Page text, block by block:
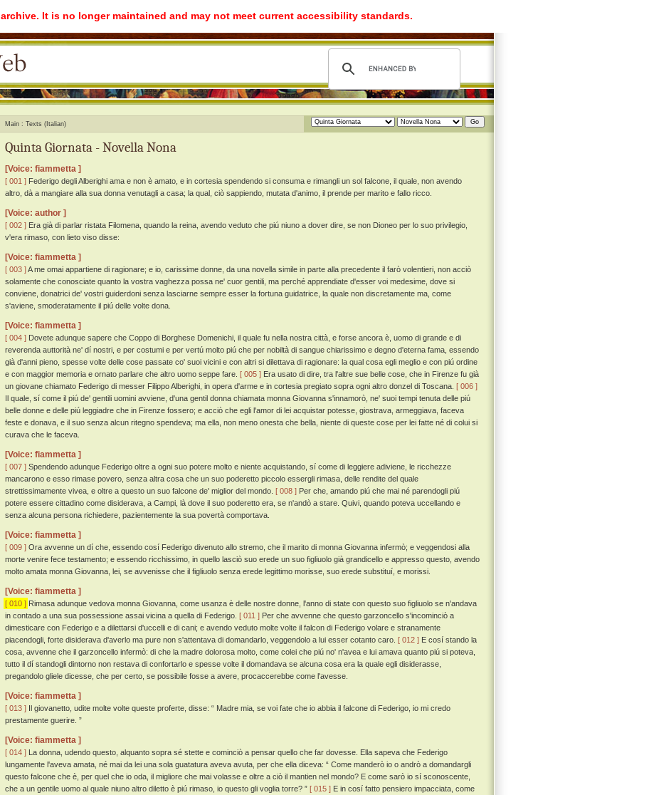
It is no longer maintained and may not meet current accessibility standards.
Main Texts (Italian)
Quinta Giornata - Novella Nona
[Voice: fiammetta ]
[ 001 ] Federigo degli Alberighi ama e non è amato, e in cortesia spendendo si consuma e rimangli un sol falcone, il quale, non avendo
altro, dà a mangiare alla sua donna venutagli a casa; la qual, ciò sappiendo, mutata d'animo, il prende per marito e fallo ricco.
[Voice: author ]
[ 002 ] Era già di parlar ristata Filomena, quando la reina, avendo veduto che piú niuno a dover dire, se non Dioneo per lo suo privilegio,
v'era rimaso, con lieto viso disse:
[Voice: fiammetta ]
[ 003 ]A me omai appartiene di ragionare; e io, carissime donne, da una novella simile in parte alla precedente il farò volentieri, non acciò
solamente che conosciate quanto la vostra vaghezza possa ne' cuor gentili, ma perché apprendiate d'esser voi medesime, dove si
conviene, donatrici de' vostri guiderdoni senza lasciarne sempre esser la fortuna guidatrice, la quale non discretamente ma, come
s'aviene, smoderatamente il piú delle volte dona.
[Voice: fiammetta ]
[ 004 ] Dovete adunque sapere che Coppo di Borghese Domenichi, il quale fu nella nostra città, e forse ancora è, uomo di grande e di
reverenda auttorità ne' dí nostri, e per costumi e per vertú molto piú che per nobiltà di sangue chiarissimo e degno d'eterna fama, essendo
già d'anni pieno, spesse volte delle cose passate co' suoi vicini e con altri si dilettava di ragionare: la qual cosa egli meglio e con piú ordine
e con maggior memoria e ornato parlare che altro uomo seppe fare. [ 005 ] Era usato di dire, tra l'altre sue belle cose, che in Firenze fu già
un giovane chiamato Federigo di messer Filippo Alberighi, in opera d'arme e in cortesia pregiato sopra ogni altro donzel di Toscana. [ 006 ]
Il quale, sí come il piú de' gentili uomini avviene, d'una gentil donna chiamata monna Giovanna s'innamorò, ne' suoi tempi tenuta delle piú
belle donne e delle piú leggiadre che in Firenze fossero; e acciò che egli l'amor di lei acquistar potesse, giostrava, armeggiava, faceva
feste e donava, e il suo senza alcun ritegno spendeva; ma ella, non meno onesta che bella, niente di queste cose per lei fatte né di colui si
curava che le faceva.
[Voice: fiammetta ]
[ 007 ] Spendendo adunque Federigo oltre a ogni suo potere molto e niente acquistando, sí come di leggiere adiviene, le ricchezze
mancarono e esso rimase povero, senza altra cosa che un suo poderetto piccolo essergli rimasa, delle rendite del quale
strettissimamente vivea, e oltre a questo un suo falcone de' miglior del mondo. [ 008 ] Per che, amando piú che mai né parendogli piú
potere essere cittadino come disiderava, a Campi, là dove il suo poderetto era, se n'andò a stare. Quivi, quando poteva uccellando e
senza alcuna persona richiedere, pazientemente la sua povertà comportava.
[Voice: fiammetta ]
[ 009 ] Ora avvenne un dí che, essendo cosí Federigo divenuto allo stremo, che il marito di monna Giovanna infermò; e veggendosi alla
morte venire fece testamento; e essendo ricchissimo, in quello lasciò suo erede un suo figliuolo già grandicello e appresso questo, avendo
molto amata monna Giovanna, lei, se avvenisse che il figliuolo senza erede legittimo morisse, suo erede substituí, e morissi.
[Voice: fiammetta ]
[ 010 ] Rimasa adunque vedova monna Giovanna, come usanza è delle nostre donne, l'anno di state con questo suo figliuolo se n'andava
in contado a una sua possessione assai vicina a quella di Federigo. [ 011 ] Per che avvenne che questo garzoncello s'incominciò a
dimesticare con Federigo e a dilettarsi d'uccelli e di cani; e avendo veduto molte volte il falcon di Federigo volare e stranamente
piacendogli, forte disiderava d'averlo ma pure non s'attentava di domandarlo, veggendolo a lui esser cotanto caro. [ 012 ] E cosí stando la
cosa, avvenne che il garzoncello infermò: di che la madre dolorosa molto, come colei che piú no' n'avea e lui amava quanto piú si poteva,
tutto il dí standogli dintorno non restava di confortarlo e spesse volte il domandava se alcuna cosa era la quale egli disiderasse,
pregandolo gliele dicesse, che per certo, se possibile fosse a avere, procaccerebbe come l'avesse.
[Voice: fiammetta ]
[ 013 ] Il giovanetto, udite molte volte queste proferte, disse: “ Madre mia, se voi fate che io abbia il falcone di Federigo, io mi credo
prestamente guerire. ”
[Voice: fiammetta ]
[ 014 ] La donna, udendo questo, alquanto sopra sé stette e cominciò a pensar quello che far dovesse. Ella sapeva che Federigo
lungamente l'aveva amata, né mai da lei una sola guatatura aveva avuta, per che ella diceva: “ Come manderò io o andrò a domandargli
questo falcone che è, per quel che io oda, il migliore che mai volasse e oltre a ciò il mantien nel mondo? E come sarò io sí sconoscente,
che a un gentile uomo al quale niuno altro diletto è piú rimaso, io questo gli voglia torre? ” [ 015 ] E in cosí fatto pensiero impacciata, come